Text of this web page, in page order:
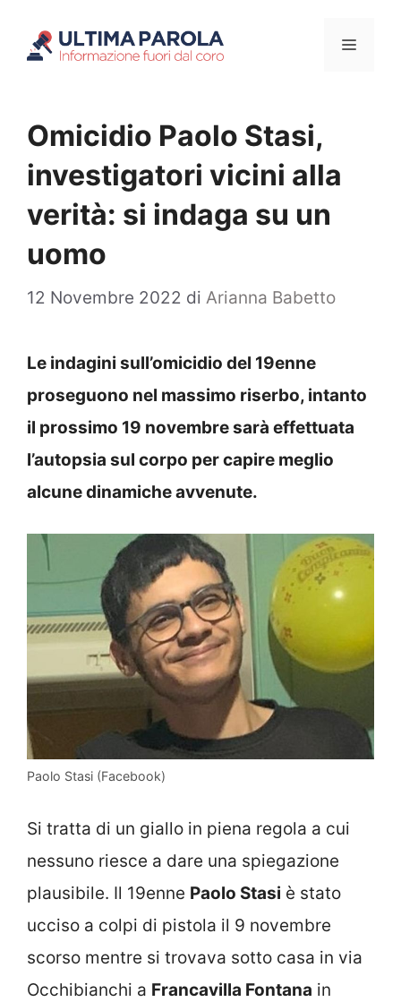
Menu
Omicidio Paolo Stasi,
investigatori vicini alla
verità: si indaga su un
uomo
12 Novembre 2022 di Arianna Babetto
Le indagini sull’omicidio del 19enne
proseguono nel massimo riserbo, intanto
il prossimo 19 novembre sarà effettuata
l’autopsia sul corpo per capire meglio
alcune dinamiche avvenute.
Paolo Stasi (Facebook)
Si tratta di un giallo in piena regola a cui
nessuno riesce a dare una spiegazione
plausibile. Il 19enne Paolo Stasi è stato
ucciso a colpi di pistola il 9 novembre
scorso mentre si trovava sotto casa in via
Occhibianchi a Francavilla Fontana in